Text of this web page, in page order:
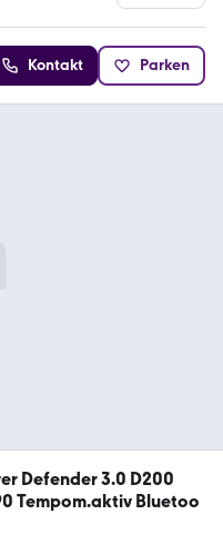
Kontakt Parken
Defender 3.0 D200
Tempom.aktiv Bluetoo